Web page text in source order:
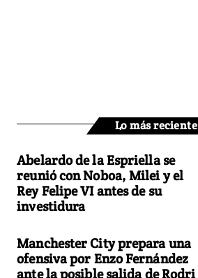
Lo más reciente
Abelardo de la Espriella se
reunió con Noboa, Milei y el
Rey Felipe VI antes de su
investidura
Manchester City prepara una
ofensiva por Enzo Fernández
ante la posible salida de Rodri